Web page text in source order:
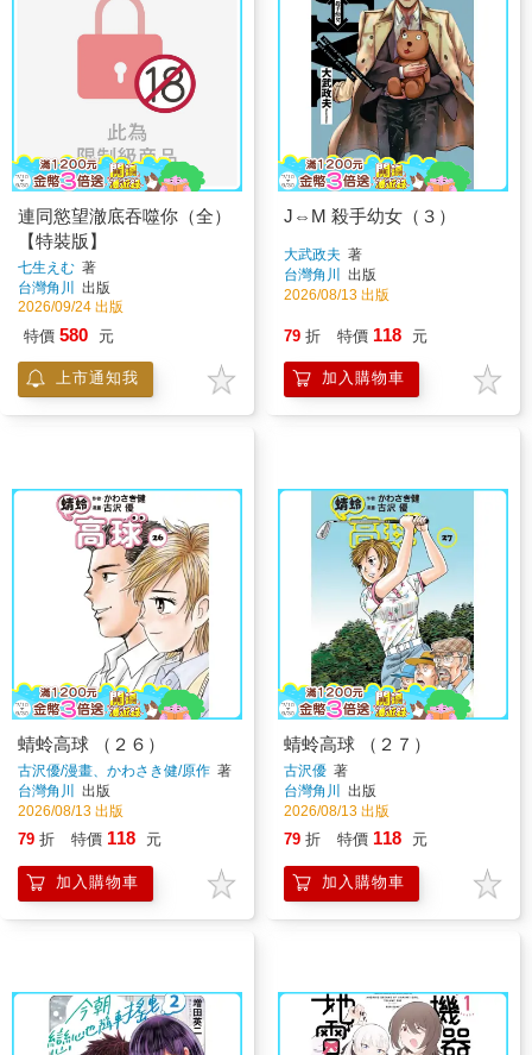
連同慾望澈底吞噬你（全）
【特裝版】
七生えむ 著
台灣角川
出版
2026/09/24 出版
特價 580 元
上市通知我
J⇔M 殺手幼女（３）
大武政夫 著
台灣角川
出版
2026/08/13 出版
79 折 特價 118 元
加入購物車
蜻蛉高球 （２６）
古沢優/漫畫、かわさき健/原作 著
台灣角川
出版
2026/08/13 出版
79 折 特價 118 元
加入購物車
蜻蛉高球 （２７）
古沢優 著
台灣角川
出版
2026/08/13 出版
79 折 特價 118 元
加入購物車